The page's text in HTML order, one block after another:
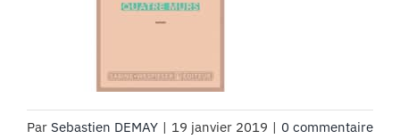
Par Sebastien DEMAY | 19 janvier 2019 | 0 commentaire